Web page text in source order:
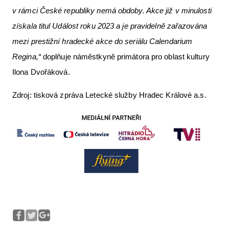
v rámci České republiky nemá obdoby. Akce již v minulosti
získala titul Událost roku 2023 a je pravidelně zařazována
mezi prestižní hradecké akce do seriálu Calendarium
Regina,“doplňuje náměstkyně primátora pro oblast kultury
Ilona Dvořáková.
Zdroj: tisková zpráva Letecké služby Hradec Králové a.s.